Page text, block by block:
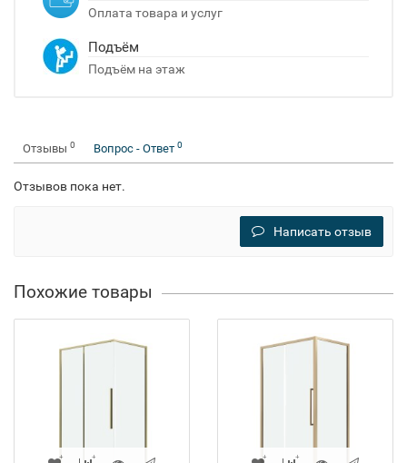
Оплата товара и услуг
Подъём
Подъём на этаж
Отзывы 0 Вопрос - Ответ 0
Отзывов пока нет.
Написать отзыв
Похожие товары